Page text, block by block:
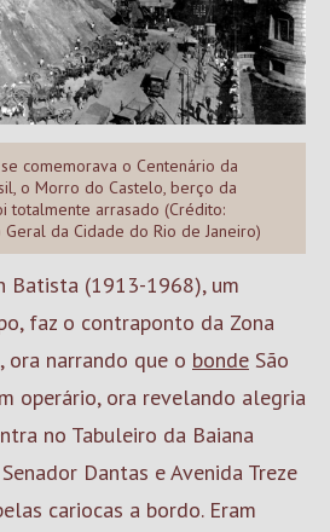
comemorava o Centenário da
o Morro do Castelo, berço da
totalmente arrasado (Crédito:
da Cidade do Rio de Janeiro)
Batista (1913-1968), um
faz o contraponto da Zona
ora narrando que o bonde São
operário, ora revelando alegria
no Tabuleiro da Baiana
Dantas e Avenida Treze
cariocas a bordo. Eram